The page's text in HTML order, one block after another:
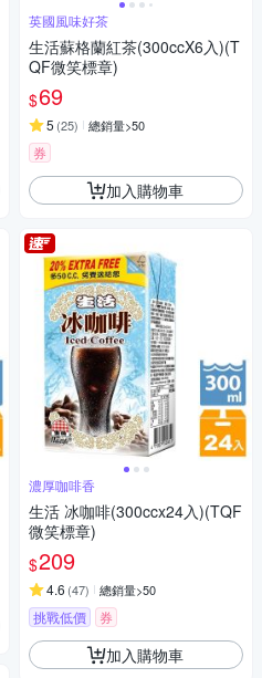
英國風味好茶
生活蘇格蘭紅茶(300ccX6入)(T
QF微笑標章)
$69
5 (25) 總銷量>50
券
加入購物車
濃厚咖啡香
生活 冰咖啡(300ccx24入)(TQF
微笑標章)
$209
4.6 (47) 總銷量>50
挑戰低價 券
加入購物車